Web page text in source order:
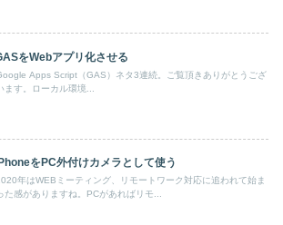
をWebアプリ化させる
Apps Script（GAS）ネタ3連続。ご覧頂きありがとうござ
ます。ローカル環境...
をPC外付けカメラとして使う
年はWEBミーティング、リモートワーク対応に追われて始ま
た感がありますね。PCがあればリモ...